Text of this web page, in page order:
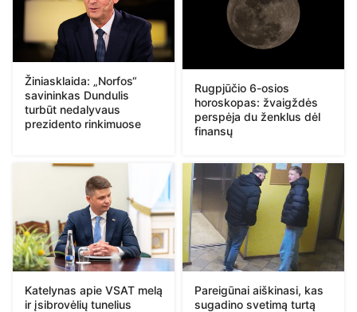
Žiniasklaida: „Norfos“
savininkas Dundulis
turbūt nedalyvaus
prezidento rinkimuose
Rugpjūčio 6-osios
horoskopas: žvaigždės
perspėja du ženklus dėl
finansų
Katelynas apie VSAT melą
ir įsibrovėlių tunelius
Pareigūnai aiškinasi, kas
sugadino svetimą turtą